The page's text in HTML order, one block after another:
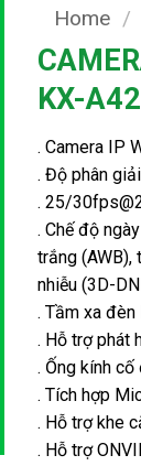
Home /
KX-
. Camera IP
. Độ phân
. 25/
. Chế độ
trắng (AWB),
nhiễu (3D-
. Tầm xa
. Hỗ trợ phát
. Ống kính
. Tích hợp
. Hỗ trợ khe
. Hỗ trợ